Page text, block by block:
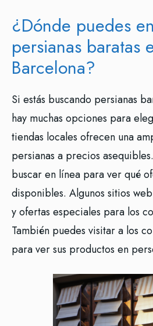
¿Dónde puedes
persianas baratas
Barcelona?
Si estás buscando persianas
hay muchas opciones para
tiendas locales ofrecen una
persianas a precios
buscar en línea para ver qué
disponibles. Algunos sitios
y ofertas especiales para los
También puedes visitar a los
para ver sus productos en